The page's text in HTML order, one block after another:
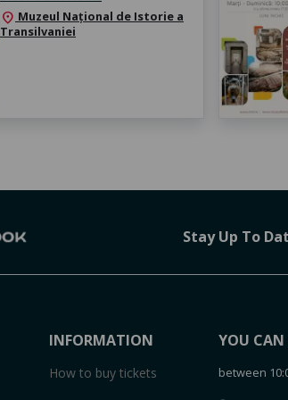
location_on Muzeul Național de Istorie a
Transilvaniei
Stay Up To
INFORMATION
How to buy tickets
YOU
between